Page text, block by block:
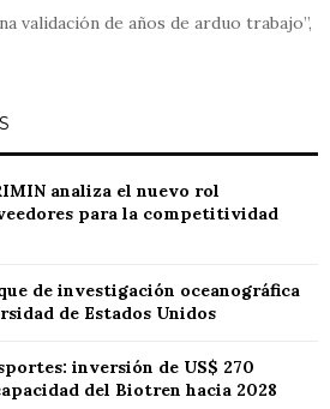
validación de años de arduo trabajo”,
analiza el nuevo rol
para la competitividad
de investigación oceanográfica
de Estados Unidos
inversión de US$ 270
del Biotren hacia 2028